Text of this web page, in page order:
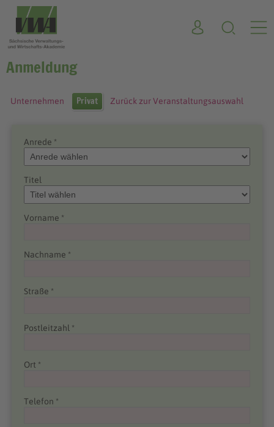
Anmeldung
Unternehmen Privat Zurück zur Veranstaltungsauswahl
Anrede *
Titel
Vorname *
Nachname *
Straße *
Postleitzahl *
Ort *
Telefon *